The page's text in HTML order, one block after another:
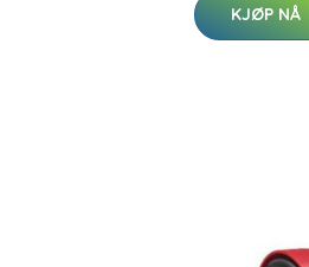
KJØP NÅ